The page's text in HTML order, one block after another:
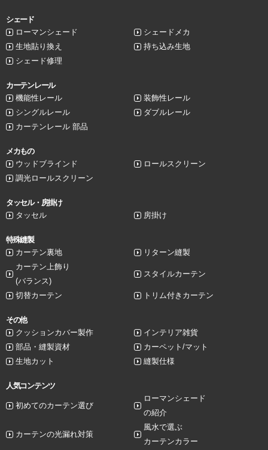
シェード
ローマンシェード
シェードメカ
生地貼り換え
持ち込み生地
シェード修理
カーテンレール
機能性レール
装飾性レール
シングルレール
ダブルレール
カーテンレール 部品
メカもの
ウッドブラインド
ロールスクリーン
調光ロールスクリーン
タッセル・房掛け
タッセル
房掛け
特殊縫製
カーテン裏地
リターン縫製
カーテン上飾り
(バランス)
スタイルカーテン
切替カーテン トリム付きカーテン
その他
クッションカバー製作
インテリア雑貨
部品・縫製資材
カーペット/マット
生地カット
縫製仕様
人気コンテンツ
初めてのカーテン選び
ローマンシェード
の紹介
カーテンの光漏れ対策
風水で選ぶ
カーテンカラー